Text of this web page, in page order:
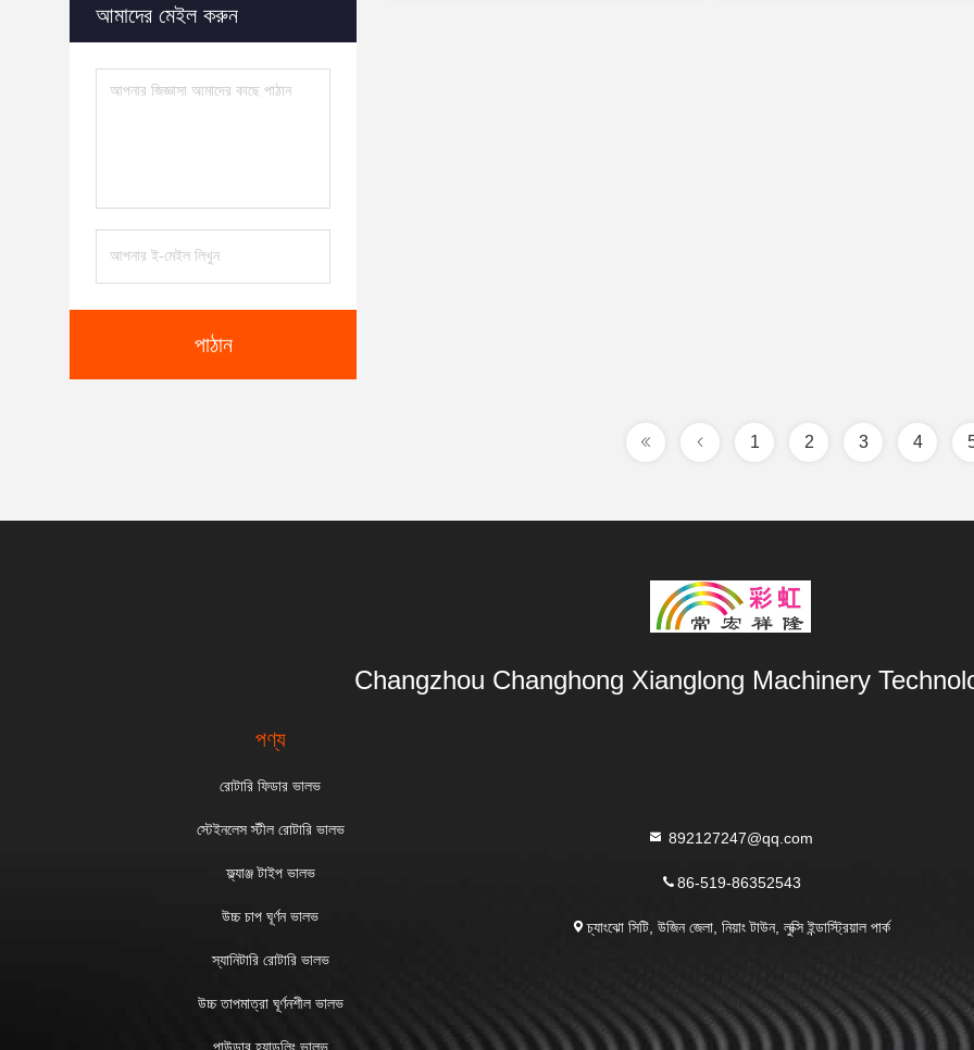
আমাদের মেইল ​​করুন
পাঠান
1 2 3 4
Changzhou Changhong Xianglong Machinery
পণ্য
রোটারি ফিডার ভালভ
স্টেইনলেস স্টীল রোটারি ভালভ
ফ্ল্যাঞ্জ টাইপ ভালভ
উচ্চ চাপ ঘূর্ণন ভালভ
স্যানিটারি রোটারি ভালভ
উচ্চ তাপমাত্রা ঘূর্ণনশীল ভালভ
892127247@qq.com
86-519-86352543
চ্যাংঝো সিটি, উজিন জেলা, নিয়াং টাউন, লুক্সি ইন্ডাস্ট্রিয়াল পার্ক